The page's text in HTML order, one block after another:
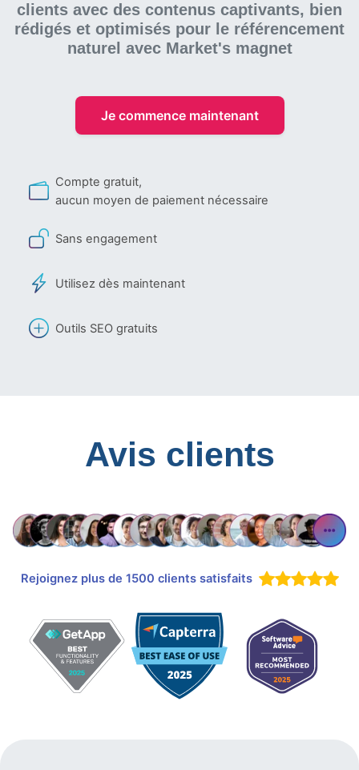
clients avec des contenus captivants, bien
rédigés et optimisés pour le référencement
naturel avec Market's magnet
Je commence maintenant
Compte gratuit,
aucun moyen de paiement nécessaire
Sans engagement
Utilisez dès maintenant
Outils SEO gratuits
Avis clients
Rejoignez plus de 1500 clients satisfaits